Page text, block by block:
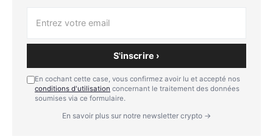
S'inscrire ›
En cochant cette case, vous confirmez avoir lu et accepté nos
conditions d'utilisation concernant le traitement des données
soumises via ce formulaire.
En savoir plus sur notre newsletter crypto →